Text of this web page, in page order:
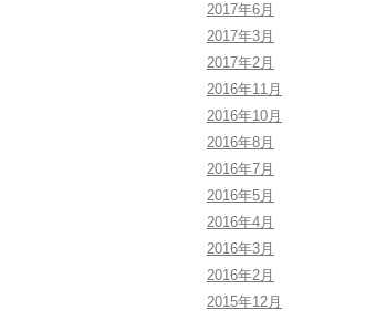
2017年6月
2017年3月
2017年2月
2016年11月
2016年10月
2016年8月
2016年7月
2016年5月
2016年4月
2016年3月
2016年2月
2015年12月